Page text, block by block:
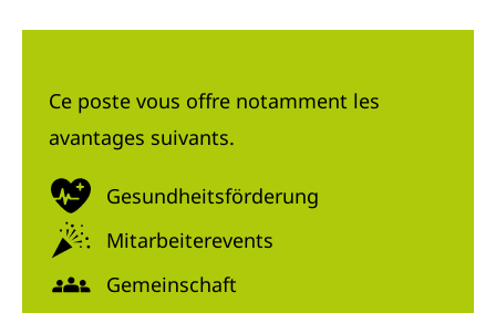
Ce poste vous offre notamment les
avantages suivants.
Gesundheitsförderung
Mitarbeiterevents
Gemeinschaft